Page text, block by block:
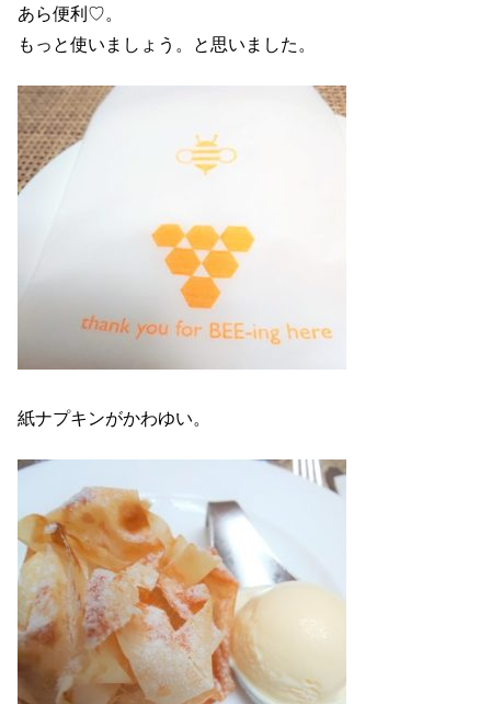
あら便利♡。
もっと使いましょう。と思いました。
紙ナプキンがかわゆい。